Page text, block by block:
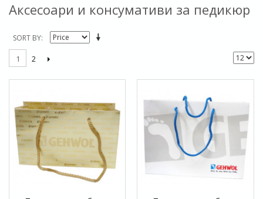
Аксесоари и консумативи за педикюр
SORT BY
1 2